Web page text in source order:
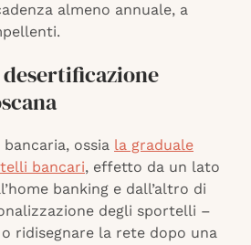
almeno annuale, a
ossia la graduale
bancari, effetto da un lato
banking e dall’altro di
degli sportelli –
ridisegnare la rete dopo una